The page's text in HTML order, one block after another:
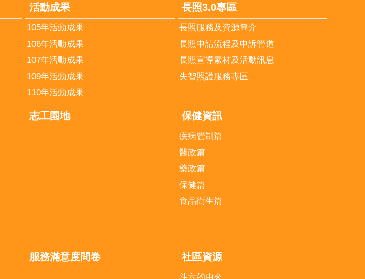
活動成果
105年活動成果
106年活動成果
107年活動成果
109年活動成果
110年活動成果
長照3.0專區
長照服務及資源簡介
長照申請流程及申訴管道
長照宣導素材及活動訊息
失智照護服務專區
志工園地 保健資訊
疾病管制篇
醫政篇
藥政篇
保健篇
食品衛生篇
服務滿意度問卷 社區資源